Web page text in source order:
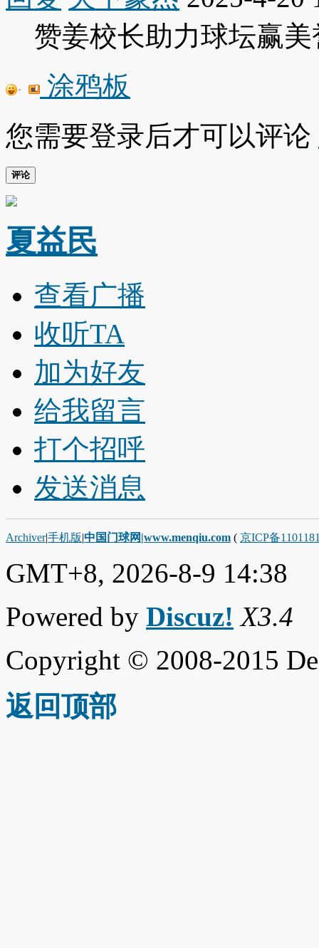
赞姜校长助力球坛赢
涂鸦板
您需要登录后才可以评论
评论
夏益民
查看广播
收听TA
加为好友
给我留言
打个招呼
发送消息
Archiver|手机版|中国门球网|www.menqiu.com ( 京ICP备
GMT+8, 2026-8-9 14:38
Powered by Discuz! X3.4
Copyright © 2008-2015
返回顶部